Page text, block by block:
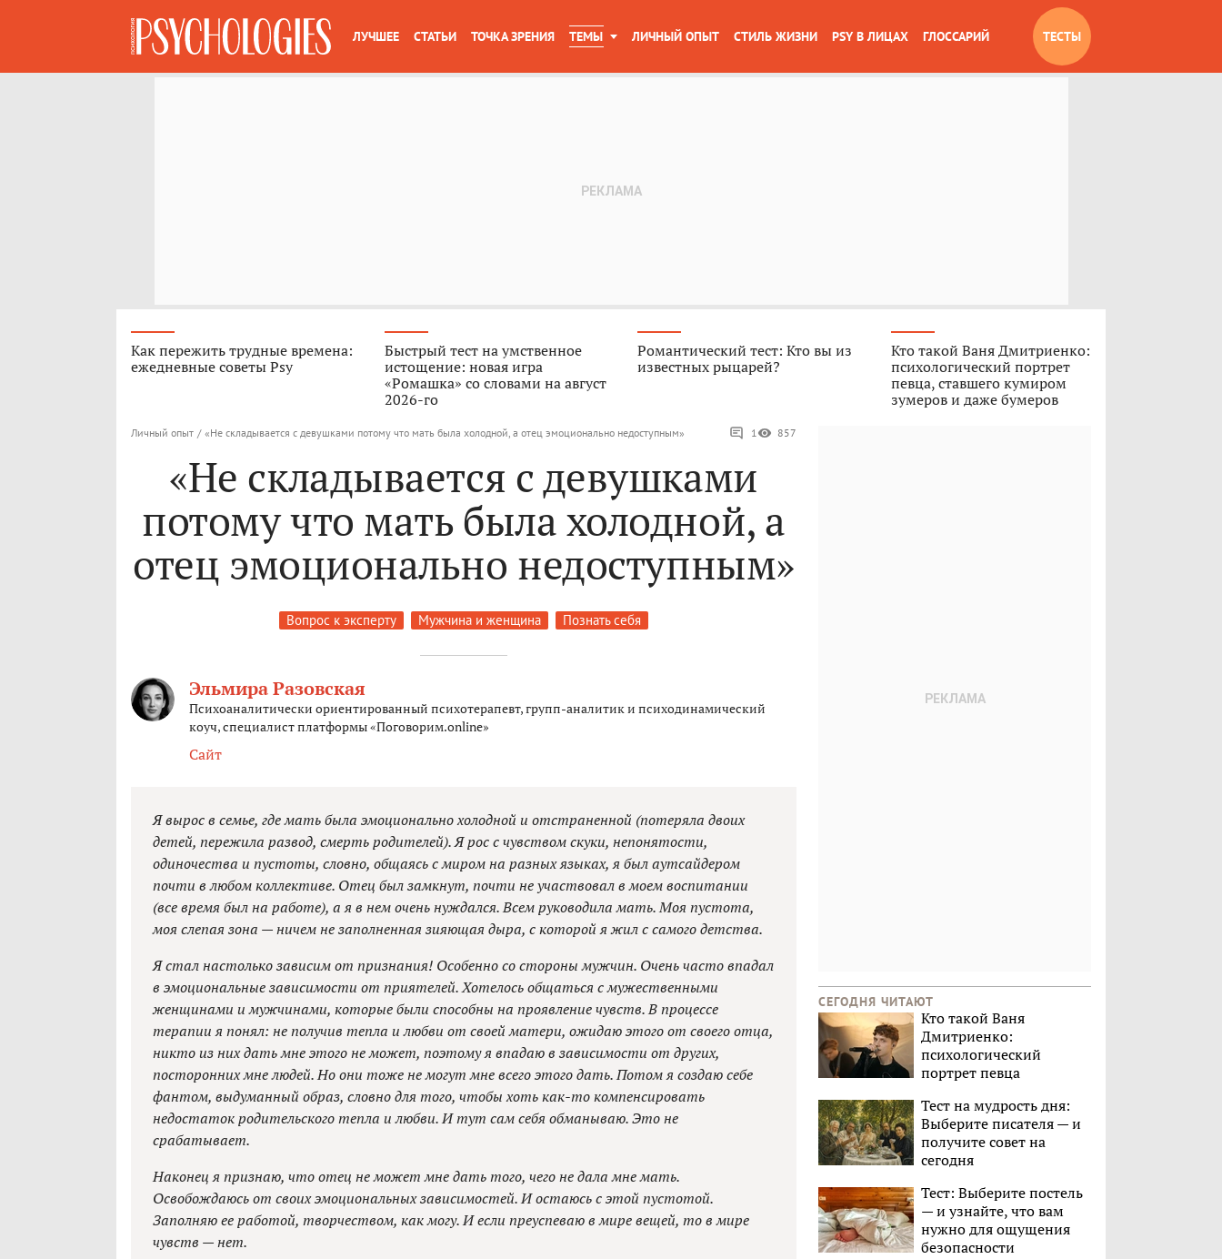
ЛУЧШЕЕ СТАТЬИ ТОЧКА ЗРЕНИЯ ТЕМЫ ЛИЧНЫЙ ОПЫТ СТИЛЬ ЖИЗНИ PSY В ЛИЦАХ ГЛОССАРИЙ ТЕСТЫ
Как пережить трудные времена:
ежедневные советы Psy
Быстрый тест на умственное
истощение: новая игра
«Ромашка» со словами на август
2026-го
Романтический тест: Кто вы из
известных рыцарей?
Кто такой Ваня Дмитриенко:
психологический портрет
певца, ставшего кумиром
зумеров и даже бумеров
Личный опыт / «Не складывается с девушками потому что мать была холодной, а отец эмоционально недоступным» 1 857
«Не складывается с девушками
потому что мать была холодной, а
отец эмоционально недоступным»
Вопрос к эксперту Мужчина и женщина Познать себя
Эльмира Разовская
Психоаналитически ориентированный психотерапевт, групп-аналитик и психодинамический
коуч, специалист платформы «Поговорим.online»
Сайт
Я вырос в семье, где мать была эмоционально холодной и отстраненной (потеряла двоих
детей, пережила развод, смерть родителей). Я рос с чувством скуки, непонятости,
одиночества и пустоты, словно, общаясь с миром на разных языках, я был аутсайдером
почти в любом коллективе. Отец был замкнут, почти не участвовал в моем воспитании
(все время был на работе), а я в нем очень нуждался. Всем руководила мать. Моя пустота,
моя слепая зона — ничем не заполненная зияющая дыра, с которой я жил с самого детства.
Я стал настолько зависим от признания! Особенно со стороны мужчин. Очень часто впадал
в эмоциональные зависимости от приятелей. Хотелось общаться с мужественными
женщинами и мужчинами, которые были способны на проявление чувств. В процессе
терапии я понял: не получив тепла и любви от своей матери, ожидаю этого от своего отца,
никто из них дать мне этого не может, поэтому я впадаю в зависимости от других,
посторонних мне людей. Но они тоже не могут мне всего этого дать. Потом я создаю себе
фантом, выдуманный образ, словно для того, чтобы хоть как-то компенсировать
недостаток родительского тепла и любви. И тут сам себя обманываю. Это не
срабатывает.
Наконец я признаю, что отец не может мне дать того, чего не дала мне мать.
Освобождаюсь от своих эмоциональных зависимостей. И остаюсь с этой пустотой.
Заполняю ее работой, творчеством, как могу. И если преуспеваю в мире вещей, то в мире
чувств — нет.
СЕГОДНЯ ЧИТАЮТ
Кто такой Ваня
Дмитриенко:
психологический
портрет певца
Тест на мудрость дня:
Выберите писателя — и
получите совет на
сегодня
Тест: Выберите постель
— и узнайте, что вам
нужно для ощущения
безопасности